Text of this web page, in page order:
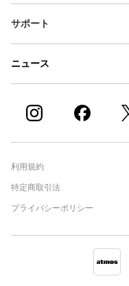
サポート
ニュース
利用規約
特定商取引法
プライバシーポリシー